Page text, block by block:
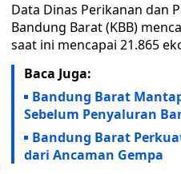
Data Dinas Perikanan dan
Bandung Barat (KBB)
saat ini mencapai 21.865
Baca Juga:
Bandung Barat
Sebelum Penyaluran
Bandung Barat
dari Ancaman Gempa